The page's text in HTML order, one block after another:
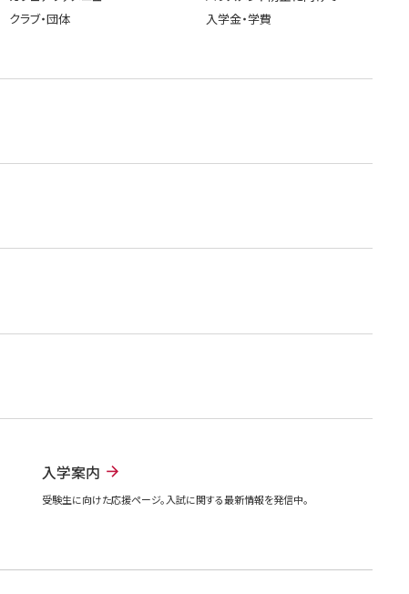
クラブ・団体
入学金・学費
入学案内
受験生に向けた応援ページ。入試に関する最新情報を発信中。